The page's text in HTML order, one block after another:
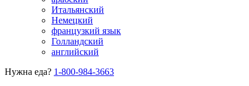
Итальянский
Немецкий
французкий язык
Голландский
английский
Нужна еда? 1-800-984-3663